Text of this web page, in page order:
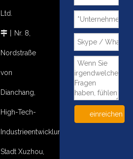
Ltd.
 Nr. 8,
Nordstraße
von
Dianchang,
High-Tech-
Industrieentwicklungsgebiet,
Stadt Xuzhou,
einreichen